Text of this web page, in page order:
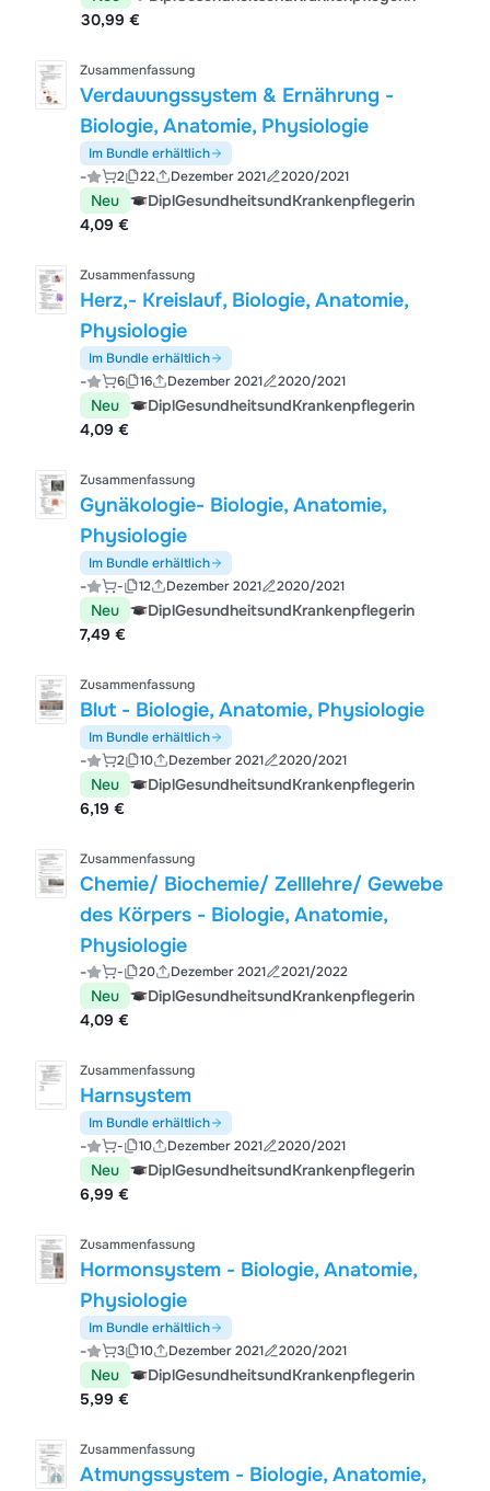
30,99 €
Zusammenfassung
Verdauungssystem & Ernährung -
Biologie, Anatomie, Physiologie
Im Bundle erhältlich
- 2 22 Dezember 2021 2020/2021
Neu
DiplGesundheitsundKrankenpflegerin
4,09 €
Zusammenfassung
Herz,- Kreislauf, Biologie, Anatomie,
Physiologie
Im Bundle erhältlich
- 6 16 Dezember 2021 2020/2021
Neu
DiplGesundheitsundKrankenpflegerin
4,09 €
Zusammenfassung
Gynäkologie- Biologie, Anatomie,
Physiologie
Im Bundle erhältlich
- - 12 Dezember 2021 2020/2021
Neu
DiplGesundheitsundKrankenpflegerin
7,49 €
Zusammenfassung
Blut - Biologie, Anatomie, Physiologie
Im Bundle erhältlich
- 2 10 Dezember 2021 2020/2021
Neu
DiplGesundheitsundKrankenpflegerin
6,19 €
Zusammenfassung
Chemie/ Biochemie/ Zelllehre/ Gewebe
des Körpers - Biologie, Anatomie,
Physiologie
- - 20 Dezember 2021 2021/2022
Neu
DiplGesundheitsundKrankenpflegerin
4,09 €
Zusammenfassung
Harnsystem
Im Bundle erhältlich
- - 10 Dezember 2021 2020/2021
Neu
DiplGesundheitsundKrankenpflegerin
6,99 €
Zusammenfassung
Hormonsystem - Biologie, Anatomie,
Physiologie
Im Bundle erhältlich
- 3 10 Dezember 2021 2020/2021
Neu
DiplGesundheitsundKrankenpflegerin
5,99 €
Zusammenfassung
Atmungssystem - Biologie, Anatomie,